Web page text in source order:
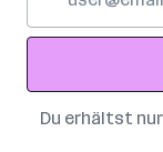
Adresse
Du erhältst